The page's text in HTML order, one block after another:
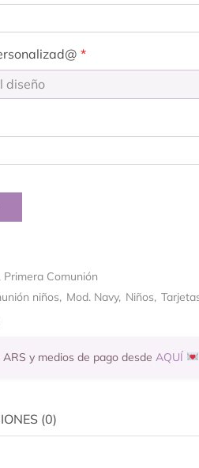
*
, Primera Comunión
niños, Mod. Navy, Niños,
y medios de pago desde AQUÍ
(0)